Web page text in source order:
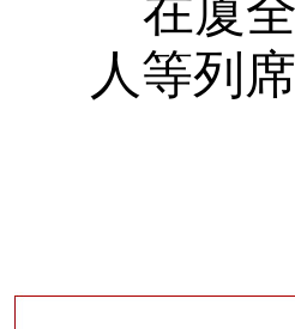
在厦
人等列